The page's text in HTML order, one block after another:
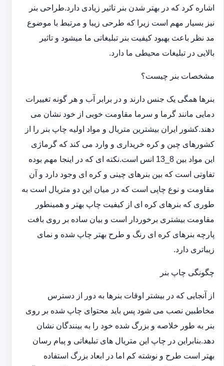
اشاره کرد که در بهتر شدن بنر تاثیر زیادی دارد.طراحی بنر
نیز بسیار مهم است زیرا که طرحی زیبا و مرتبط با موضوع
مد نظر باعث بهبود کیفیت بنر تبلیغاتی ما میشود و تاثیر
بالایی در تبلیغات محیطی ما دارد.
مشخصات بنر چیست؟
بنرها همگی یک جنس دارند و در برابر آب و هر گونه تغییرات
دمایی مانند گرما و سرما مقاومت خوبی از خود نشان می
دهند.کشور ایران بیشترین متریال و مواد اولیه چاپ بنر را از
کشورهای چین و کره خریداری و وارد می کند که گرماژی
این مواد بین 8_13 انس است.نکته ای که در اینجا مهم بوده
تفاوتی است که بین بنرهای چینی و کره ای وجود دارد و آن
مقاومت و نوع چاپی است که در میان این دو متریال است به
طوری که بنرهای کره ای از کیفیت چاپ بهتر و همینطور
مقاومت بیشتری برخوردار است و بیان ساده بر روی بافت
پارچه بنرهای کره ای رنگ و طرح بهتر چاپ شده و نمای
زیباتری دارد.
چگونگی چاپ بنر
از آنجایی که در بیشتر اوقات بنرها به دور از دسترس
مخاطبین نصب می شود پس باید محتوای چاپ شده بر روی
بنر به طور خلاصه و بزرگ شده خود را به بینندگان نشان
دهد.بنابراین در چاپ این متریال های تبلیغاتی و پیام رسان
بهتر است طرح و نوشته کم اما در ابعاد بزرگ استفاده